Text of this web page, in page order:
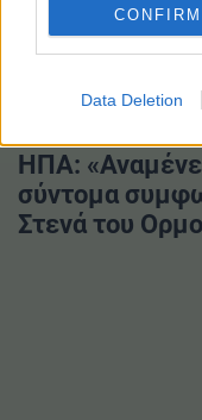
CONFIRM
Data Deletion
ΗΠΑ:
σύντομα
Στενά του